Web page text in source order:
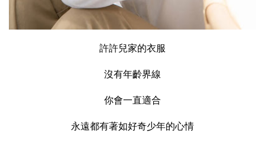
許許兒家的衣服
沒有年齡界線
你會一直適合
永遠都有著如好奇少年的心情